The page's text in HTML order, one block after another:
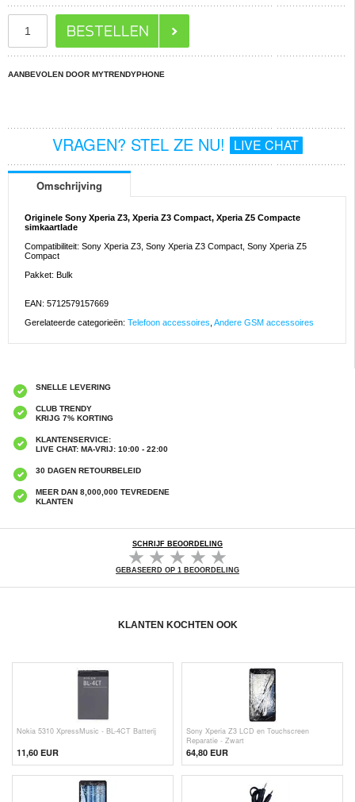
AANBEVOLEN DOOR MYTRENDYPHONE
VRAGEN? STEL ZE NU! LIVE CHAT
Omschrijving
Originele Sony Xperia Z3, Xperia Z3 Compact, Xperia Z5 Compacte
simkaartlade
Compatibiliteit: Sony Xperia Z3, Sony Xperia Z3 Compact, Sony Xperia Z5
Compact
Pakket: Bulk
EAN: 5712579157669
Gerelateerde categorieën: Telefoon accessoires Andere GSM accessoires
SNELLE LEVERING
CLUB TRENDY
KRIJG 7% KORTING
KLANTENSERVICE:
LIVE CHAT: MA-VRIJ: 10:00 - 22:00
30 DAGEN RETOURBELEID
MEER DAN 8,000,000 TEVREDENE
KLANTEN
SCHRIJF BEOORDELING
GEBASEERD OP 1 BEOORDELING
KLANTEN KOCHTEN OOK
Nokia 5310 XpressMusic - BL-4CT Batterij
11,60 EUR
Sony Xperia Z3 LCD en Touchscreen
Reparatie - Zwart
64,80 EUR